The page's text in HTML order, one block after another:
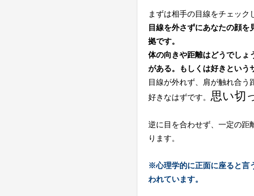
まずは相手の目線をチェック
目線を外さずにあなたの顔
拠です。
体の向きや距離はどうでしょ
がある。もしくは好きという
目線が外れず、肩が触れ合
好きなはずです。 思い切
逆に目を合わせず、一定の
ります。
※心理学的に正面に座ると言
われています。